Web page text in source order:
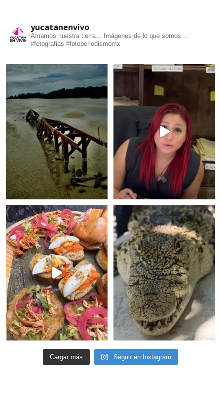
yucatanenvivo
Amamos nuestra tierra... Imágenes de lo que somos ...
#fotografias #fotoperiodismomx
Cargar más Seguir en Instagram